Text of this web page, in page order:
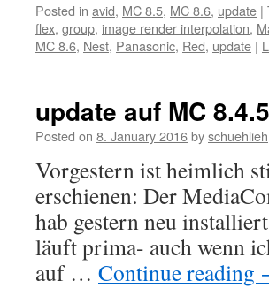
Posted in avid, MC 8.5, MC 8.6, update |
flex, group, image render interpolation,
MC 8.6, Nest, Panasonic, Red, update |
update auf MC
Posted on 8. January 2016byschuehlieh
Vorgestern ist heimlich
erschienen: Der
hab gestern neu
läuft prima- auch wenn
auf … Continue reading